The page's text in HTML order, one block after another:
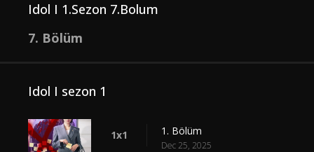
Idol I 1.Sezon 7.Bolum
7. Bölüm
Idol I sezon 1
1x1 1. Bölüm
Dec 25, 2025